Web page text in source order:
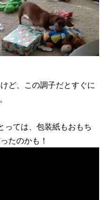
ど、この調子だとすぐに
ては、包装紙もおもち
たのかも！